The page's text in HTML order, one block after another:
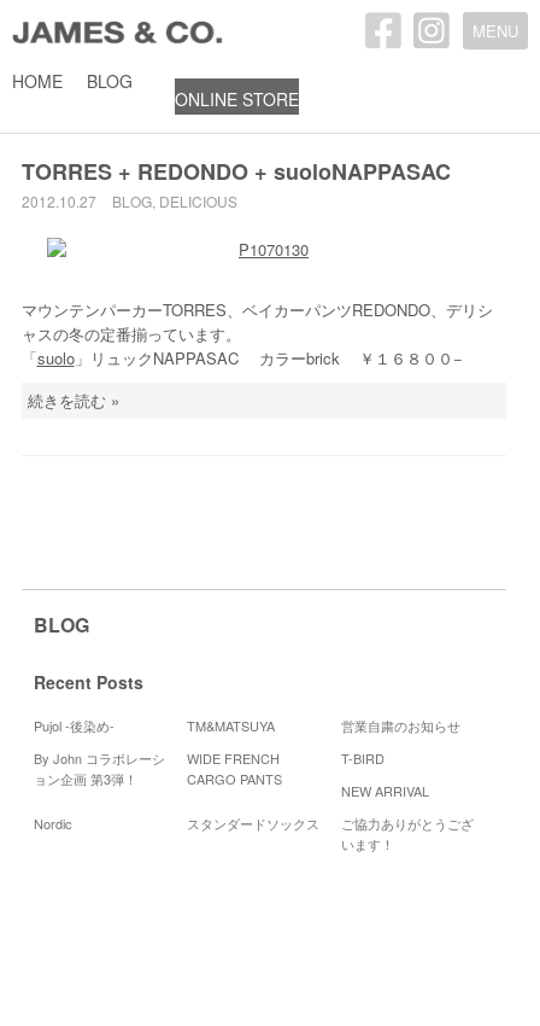
MENU
HOME BLOG
ONLINE STORE
2012年10月27日
TORRES + REDONDO + suoloNAPPASAC
2012.10.27 BLOG, DELICIOUS
マウンテンパーカーTORRES、ベイカーパンツREDONDO、デリシ
ャスの冬の定番揃っています。
「suolo」リュックNAPPASAC カラーbrick ￥１６８００−
続きを読む »
BLOG
Recent Posts
Pujol -後染め- TM&MATSUYA
営業自粛のお知らせ
By John コラボレーシ
ョン企画 第3弾！
WIDE FRENCH
CARGO PANTS
T-BIRD
NEW ARRIVAL
Nordic
スタンダードソックス
ご協力ありがとうござ
います！